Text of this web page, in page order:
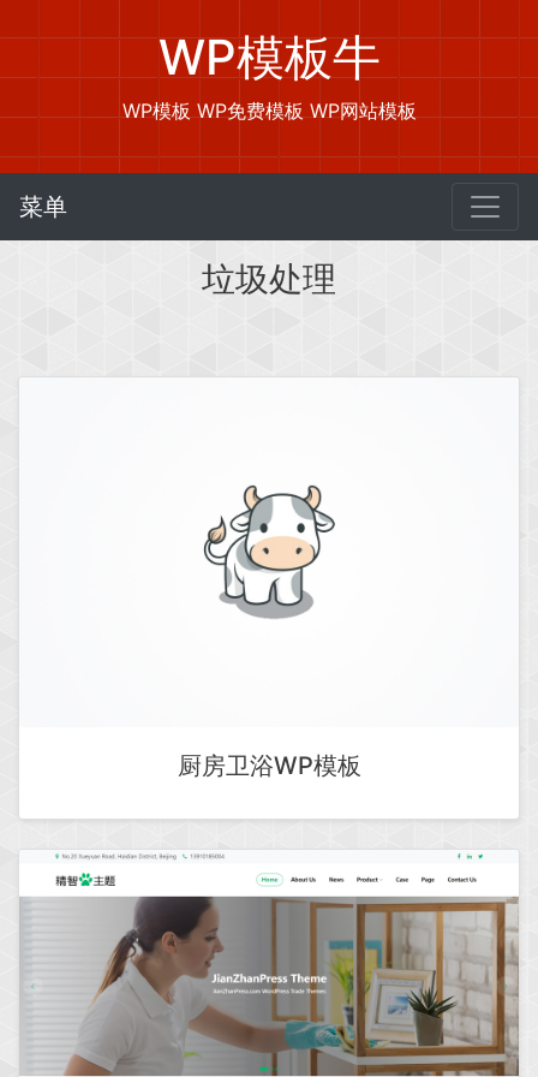
WP模板牛
WP模板 WP免费模板 WP网站模板
菜单
垃圾处理
厨房卫浴WP模板